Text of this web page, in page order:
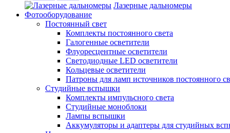
Лазерные дальномеры
Фотооборудование
Постоянный свет
Комплекты постоянного света
Галогенные осветители
Флуоресцентные осветители
Светодиодные LED осветители
Кольцевые осветители
Патроны для ламп источников постоянного
Студийные вспышки
Комплекты импульсного света
Студийные моноблоки
Лампы вспышки
Аккумуляторы и адаптеры для студийных